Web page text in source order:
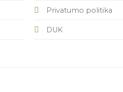
Privatumo politika
DUK